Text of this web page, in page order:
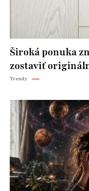
Široká ponuka
zostaviť
Trendy